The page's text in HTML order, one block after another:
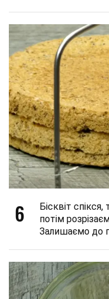
6
Бісквіт
потім
Залишаємо до